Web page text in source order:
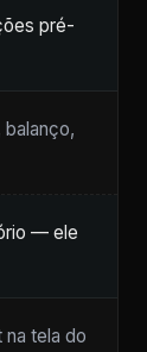
pré-
— ele
tela do